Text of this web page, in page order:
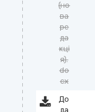
(но
ва
ре
да
кці
я).
do
cx
До
да